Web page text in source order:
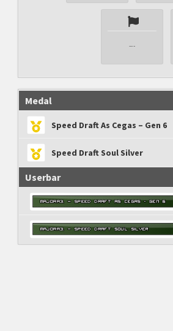
---
Medal
Speed Draft As Cegas – Gen 6
Speed Draft Soul Silver
Userbar